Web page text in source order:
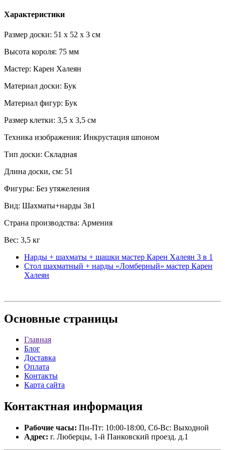
Характеристики
Размер доски: 51 х 52 х 3 см
Высота короля: 75 мм
Мастер: Карен Халеян
Материал доски: Бук
Материал фигур: Бук
Размер клетки: 3,5 х 3,5 см
Техника изображения: Инкрустация шпоном
Тип доски: Складная
Длина доски, см: 51
Фигуры: Без утяжеления
Вид: Шахматы+нарды 3в1
Страна производства: Армения
Вес: 3,5 кг
Нарды + шахматы + шашки мастер Карен Халеян 3 в 1
Стол шахматный + нарды «Ломберный» мастер Карен
Халеян
Основные страницы
Главная
Блог
Доставка
Оплата
Контакты
Карта сайта
Контактная информация
Рабочие часы: Пн-Пт: 10:00-18:00, Сб-Вс: Выходной
Адрес: г. Люберцы, 1-й Панковский проезд. д.1